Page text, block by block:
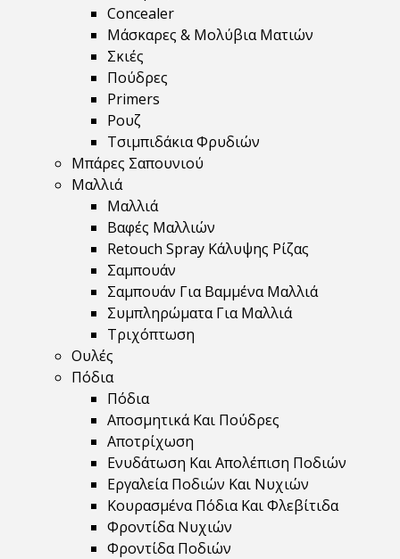
Concealer
Μάσκαρες & Μολύβια Ματιών
Σκιές
Πούδρες
Primers
Ρουζ
Τσιμπιδάκια Φρυδιών
Μπάρες Σαπουνιού
Μαλλιά
Μαλλιά
Βαφές Μαλλιών
Retouch Spray Κάλυψης Ρίζας
Σαμπουάν
Σαμπουάν Για Βαμμένα Μαλλιά
Συμπληρώματα Για Μαλλιά
Τριχόπτωση
Ουλές
Πόδια
Πόδια
Αποσμητικά Και Πούδρες
Αποτρίχωση
Ενυδάτωση Και Απολέπιση Ποδιών
Εργαλεία Ποδιών Και Νυχιών
Κουρασμένα Πόδια Και Φλεβίτιδα
Φροντίδα Νυχιών
Φροντίδα Ποδιών